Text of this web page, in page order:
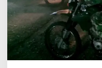
n
T
N